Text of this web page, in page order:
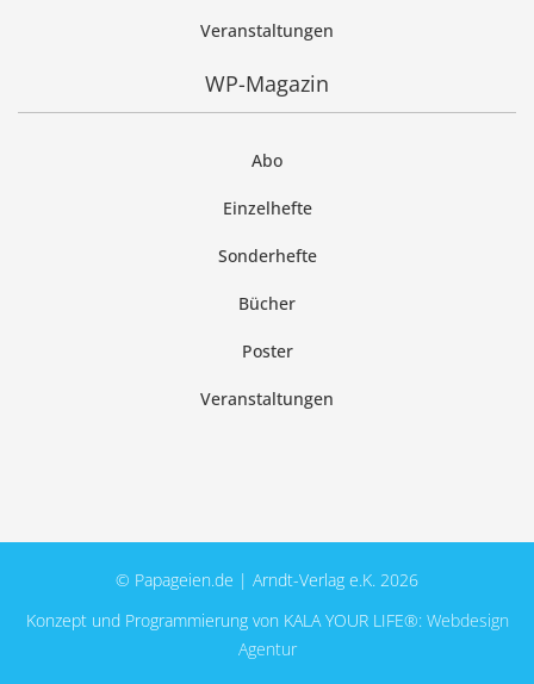
Veranstaltungen
WP-Magazin
Abo
Einzelhefte
Sonderhefte
Bücher
Poster
Veranstaltungen
© Papageien.de | Arndt-Verlag e.K. 2026
Konzept und Programmierung von KALA YOUR LIFE®: Webdesign
Agentur